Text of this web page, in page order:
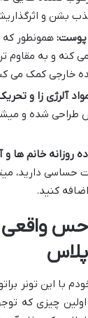
بشن و
پوست: همونطور که
کنه و به مقاوم
خارجی کمک می
آلرژی زا و
شده و
روزانه خانم ها و
حساسی دارید،
کنید.
حس واقعی
با این تونر
اولین چیزی که